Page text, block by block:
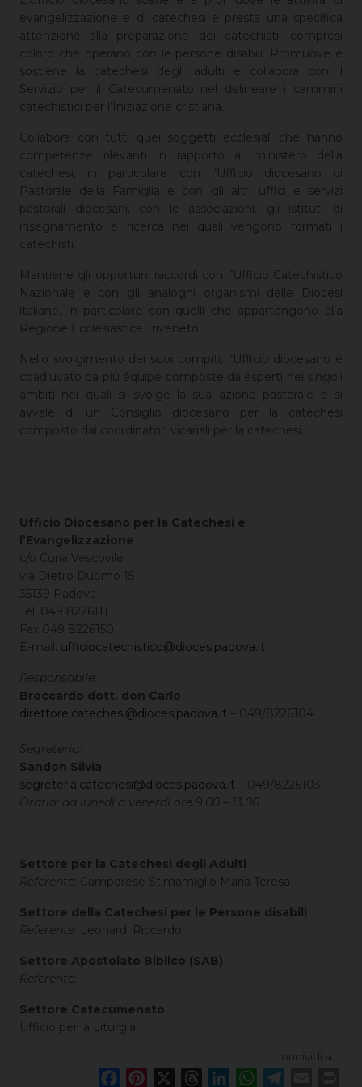
evangelizzazione e di catechesi e presta una specifica
attenzione alla preparazione dei catechisti, compresi
coloro che operano con le persone disabili. Promuove e
sostiene la catechesi degli adulti e collabora con il
Servizio per il Catecumenato nel delineare i cammini
catechistici per l’Iniziazione cristiana.
Collabora con tutti quei soggetti ecclesiali che hanno
competenze rilevanti in rapporto al ministero della
catechesi, in particolare con l’Ufficio diocesano di
Pastorale della Famiglia e con gli altri uffici e servizi
pastorali diocesani, con le associazioni, gli istituti di
insegnamento e ricerca nei quali vengono formati i
catechisti.
Mantiene gli opportuni raccordi con l’Ufficio Catechistico
Nazionale e con gli analoghi organismi delle Diocesi
italiane, in particolare con quelli che appartengono alla
Regione Ecclesiastica Triveneto.
Nello svolgimento dei suoi compiti, l’Ufficio diocesano è
coadiuvato da più équipe composte da esperti nei singoli
ambiti nei quali si svolge la sua azione pastorale e si
avvale di un Consiglio diocesano per la catechesi
composto dai coordinatori vicariali per la catechesi.
Ufficio Diocesano per la Catechesi e
l’Evangelizzazione
c/o Curia Vescovile
via Dietro Duomo 15
35139 Padova
Tel. 049 8226111
Fax 049 8226150
E-mail: ufficiocatechistico@diocesipadova.it
Responsabile
Broccardo dott. don Carlo
direttore.catechesi@diocesipadova.it – 049/8226104
Segreteria:
Sandon Silvia
segreteria.catechesi@diocesipadova.it – 049/8226103
Orario: da lunedì a venerdì ore 9.00 – 13.00
Settore per la Catechesi degli Adulti
Referente : Camporese Stimamiglio Maria Teresa
Settore della Catechesi per le Persone disabili
Referente : Leonardi Riccardo
Settore Apostolato Biblico (SAB)
Referente
Settore Catecumenato
Ufficio per la Liturgia
condividi su
W